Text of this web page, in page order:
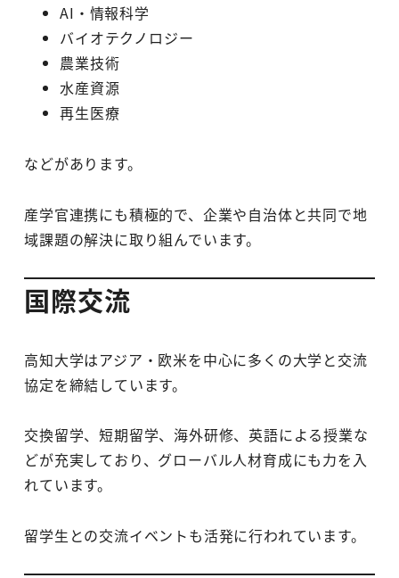
AI・情報科学
バイオテクノロジー
農業技術
水産資源
再生医療
などがあります。
産学官連携にも積極的で、企業や自治体と共同で地
域課題の解決に取り組んでいます。
国際交流
高知大学はアジア・欧米を中心に多くの大学と交流
協定を締結しています。
交換留学、短期留学、海外研修、英語による授業な
どが充実しており、グローバル人材育成にも力を入
れています。
留学生との交流イベントも活発に行われています。